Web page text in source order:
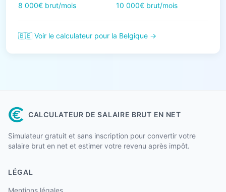
8 000€ brut/mois 10 000€ brut/mois
🇧🇪 Voir le calculateur pour la Belgique →
CALCULATEUR DE SALAIRE BRUT EN NET
Simulateur gratuit et sans inscription pour convertir votre
salaire brut en net et estimer votre revenu après impôt.
LÉGAL
Mentions légales